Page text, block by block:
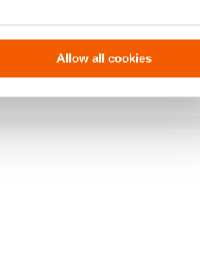
Allow all cookies